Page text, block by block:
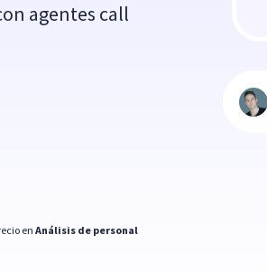
agentes call
enAnálisis de personal